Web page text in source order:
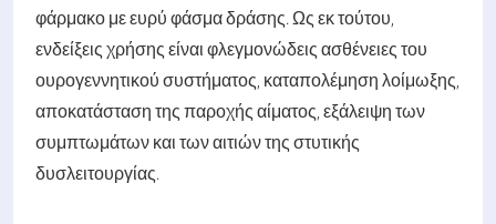
φάρμακο με ευρύ φάσμα δράσης. Ως εκ τούτου,
ενδείξεις χρήσης είναι φλεγμονώδεις ασθένειες του
ουρογεννητικού συστήματος, καταπολέμηση λοίμωξης,
αποκατάσταση της παροχής αίματος, εξάλειψη των
συμπτωμάτων και των αιτιών της στυτικής
δυσλειτουργίας.